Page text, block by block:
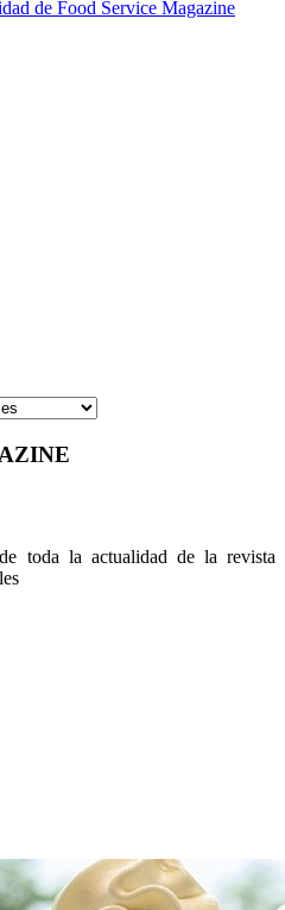
de Food Service Magazine
toda la actualidad de la revista